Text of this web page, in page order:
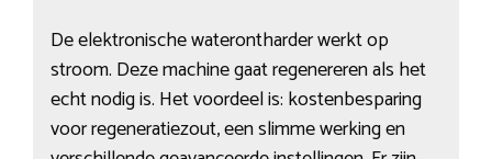
De elektronische waterontharder werkt op
stroom. Deze machine gaat regenereren als het
echt nodig is. Het voordeel is: kostenbesparing
voor regeneratiezout, een slimme werking en